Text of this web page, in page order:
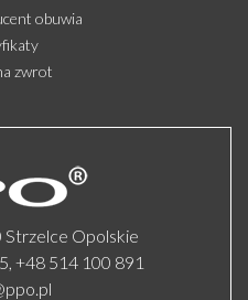
obuwia
zwrot
Strzelce Opolskie
+48 514 100 891